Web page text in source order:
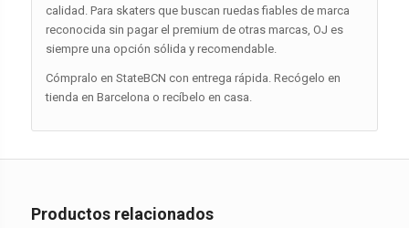
calidad. Para skaters que buscan ruedas fiables de marca
reconocida sin pagar el premium de otras marcas, OJ es
siempre una opción sólida y recomendable.
Cómpralo en StateBCN con entrega rápida. Recógelo en
tienda en Barcelona o recíbelo en casa.
Productos relacionados